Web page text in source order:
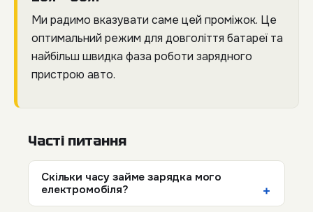
Ми радимо вказувати саме цей проміжок. Це
оптимальний режим для довголіття батареї та
найбільш швидка фаза роботи зарядного
пристрою авто.
Часті питання
Скільки часу займе зарядка мого
електромобіля?